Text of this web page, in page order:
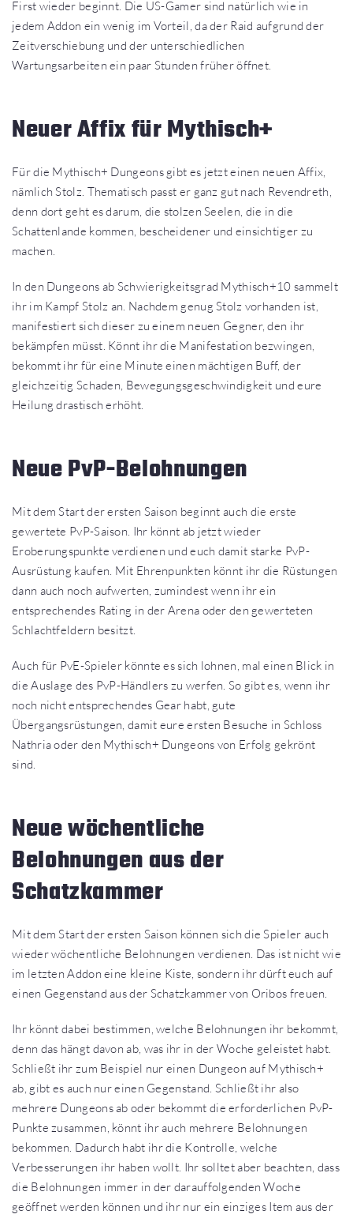
First wieder beginnt. Die US-Gamer sind natürlich wie in
jedem Addon ein wenig im Vorteil, da der Raid aufgrund der
Zeitverschiebung und der unterschiedlichen
Wartungsarbeiten ein paar Stunden früher öffnet.
Neuer Affix für Mythisch+
Für die Mythisch+ Dungeons gibt es jetzt einen neuen Affix,
nämlich Stolz. Thematisch passt er ganz gut nach Revendreth,
denn dort geht es darum, die stolzen Seelen, die in die
Schattenlande kommen, bescheidener und einsichtiger zu
machen.
In den Dungeons ab Schwierigkeitsgrad Mythisch+10 sammelt
ihr im Kampf Stolz an. Nachdem genug Stolz vorhanden ist,
manifestiert sich dieser zu einem neuen Gegner, den ihr
bekämpfen müsst. Könnt ihr die Manifestation bezwingen,
bekommt ihr für eine Minute einen mächtigen Buff, der
gleichzeitig Schaden, Bewegungsgeschwindigkeit und eure
Heilung drastisch erhöht.
Neue PvP-Belohnungen
Mit dem Start der ersten Saison beginnt auch die erste
gewertete PvP-Saison. Ihr könnt ab jetzt wieder
Eroberungspunkte verdienen und euch damit starke PvP-
Ausrüstung kaufen. Mit Ehrenpunkten könnt ihr die Rüstungen
dann auch noch aufwerten, zumindest wenn ihr ein
entsprechendes Rating in der Arena oder den gewerteten
Schlachtfeldern besitzt.
Auch für PvE-Spieler könnte es sich lohnen, mal einen Blick in
die Auslage des PvP-Händlers zu werfen. So gibt es, wenn ihr
noch nicht entsprechendes Gear habt, gute
Übergangsrüstungen, damit eure ersten Besuche in Schloss
Nathria oder den Mythisch+ Dungeons von Erfolg gekrönt
sind.
Neue wöchentliche
Belohnungen aus der
Schatzkammer
Mit dem Start der ersten Saison können sich die Spieler auch
wieder wöchentliche Belohnungen verdienen. Das ist nicht wie
im letzten Addon eine kleine Kiste, sondern ihr dürft euch auf
einen Gegenstand aus der Schatzkammer von Oribos freuen.
Ihr könnt dabei bestimmen, welche Belohnungen ihr bekommt,
denn das hängt davon ab, was ihr in der Woche geleistet habt.
Schließt ihr zum Beispiel nur einen Dungeon auf Mythisch+
ab, gibt es auch nur einen Gegenstand. Schließt ihr also
mehrere Dungeons ab oder bekommt die erforderlichen PvP-
Punkte zusammen, könnt ihr auch mehrere Belohnungen
bekommen. Dadurch habt ihr die Kontrolle, welche
Verbesserungen ihr haben wollt. Ihr solltet aber beachten, dass
die Belohnungen immer in der darauffolgenden Woche
geöffnet werden können und ihr nur ein einziges Item aus der